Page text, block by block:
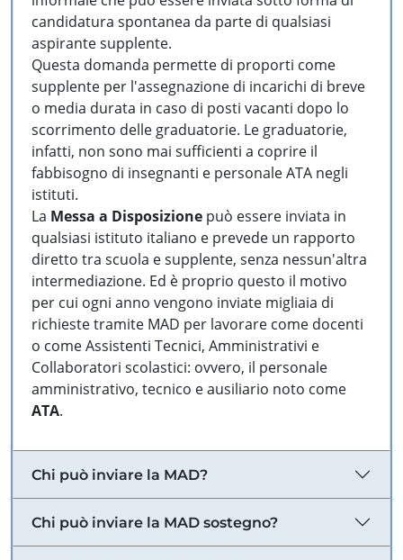
candidatura spontanea da parte di qualsiasi
aspirante supplente.
Questa domanda permette di proporti come
supplente per l'assegnazione di incarichi di breve
o media durata in caso di posti vacanti dopo lo
scorrimento delle graduatorie. Le graduatorie,
infatti, non sono mai sufficienti a coprire il
fabbisogno di insegnanti e personale ATA negli
istituti.
La Messa a Disposizione può essere inviata in
qualsiasi istituto italiano e prevede un rapporto
diretto tra scuola e supplente, senza nessun'altra
intermediazione. Ed è proprio questo il motivo
per cui ogni anno vengono inviate migliaia di
richieste tramite MAD per lavorare come docenti
o come Assistenti Tecnici, Amministrativi e
Collaboratori scolastici: ovvero, il personale
amministrativo, tecnico e ausiliario noto come
ATA.
Chi può inviare la MAD?
Chi può inviare la MAD sostegno?